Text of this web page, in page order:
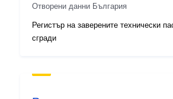
Отворени данни България
Регистър на заверените технически паспорти на
сгради